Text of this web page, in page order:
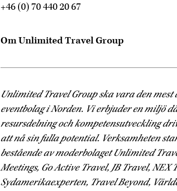
+46 (0) 70 440 20 67
Om Unlimited Travel Group
Unlimited Travel Group ska vara den
eventbolag i Norden. Vi erbjuder en miljö
resursdelning och kompetensutveckling
att nå sin fulla potential. Verksamheten
bestående av moderbolaget Unlimited
Meetings, Go Active Travel, JB Travel,
Sydamerikaexperten, Travel Beyond,